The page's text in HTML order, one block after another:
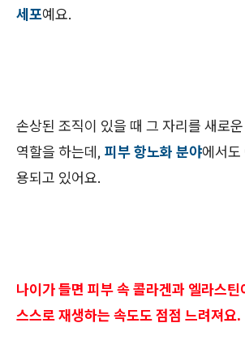
세포예요.
손상된 조직이 있을 때 그 자리를 새로
역할을 하는데, 피부 항노화 분야에서
용되고 있어요.
나이가 들면 피부 속 콜라겐과 엘라스
스스로 재생하는 속도도 점점 느려져요.